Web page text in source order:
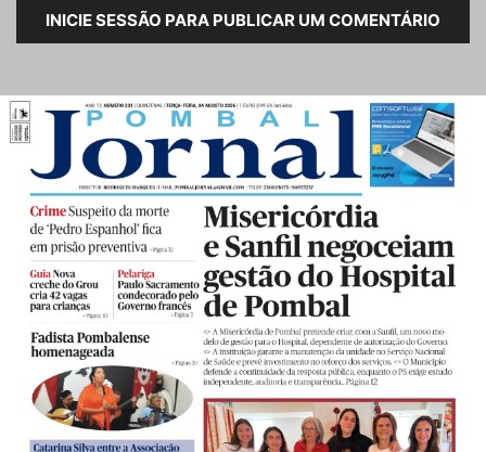
INICIE SESSÃO PARA PUBLICAR UM COMENTÁRIO